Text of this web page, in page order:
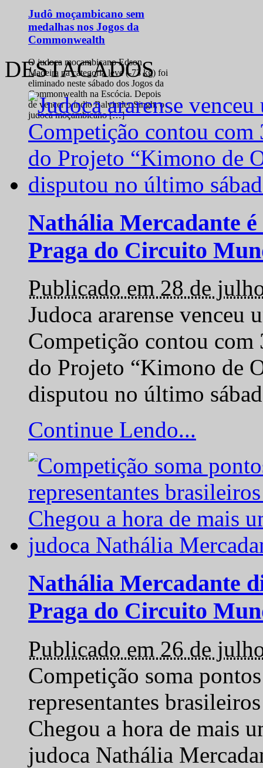
Judô moçambicano sem
medalhas nos Jogos da
Commonwealth
O judoca moçambicano Edson
Madeira na categoria leve (-73 kg) foi
eliminado neste sábado dos Jogos da
Commonwealth na Escócia. Depois
de vencer o índio Balvinder Singh, o
judoca moçambicano […]
DESTACADOS
Nathália Mercadante
Praga do Circuito
Publicado em 28 de
Judoca ararense venceu
Competição contou com
do Projeto “Kimono de
disputou no último
Continue Lendo...
Nathália Mercadante
Praga do Circuito
Publicado em 26 de
Competição soma
representantes
Chegou a hora de mais
judoca Nathália